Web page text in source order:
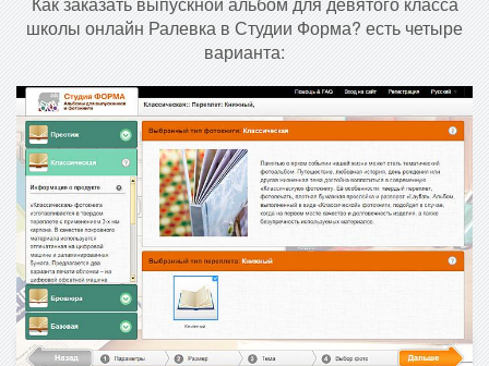
школы онлайн Ралевка в Студии Форма? есть четыре
варианта: